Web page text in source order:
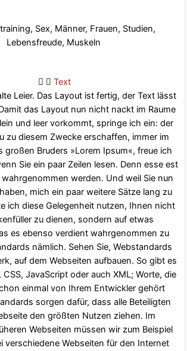
Sex, Männer, Frauen, Studien,
Lebensfreude, Muskeln
Text
Leier. Das Layout ist fertig, der Text lässt
das Layout nun nicht nackt im Raume
und leer vorkommt, springe ich ein: der
zu diesem Zwecke erschaffen, immer im
großen Bruders »Lorem Ipsum«, freue ich
Sie ein paar Zeilen lesen. Denn esse est
wahrgenommen werden. Und weil Sie nun
mich ein paar weitere Sätze lang zu
ich diese Gelegenheit nutzen, Ihnen nicht
zu dienen, sondern auf etwas
es ebenso verdient wahrgenommen zu
nämlich. Sehen Sie, Webstandards
auf dem Webseiten aufbauen. So gibt es
CSS, JavaScript oder auch XML; Worte, die
einmal von Ihrem Entwickler gehört
sorgen dafür, dass alle Beteiligten
den größten Nutzen ziehen. Im
Webseiten müssen wir zum Beispiel
verschiedene Webseiten für den Internet